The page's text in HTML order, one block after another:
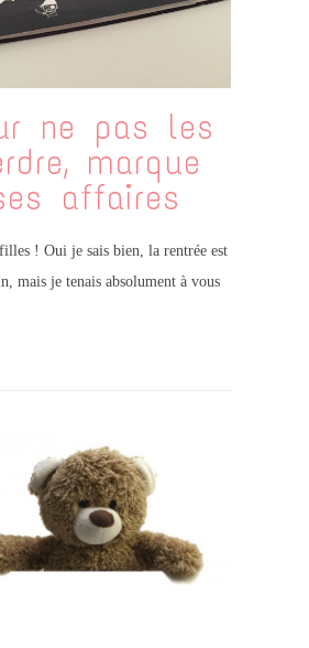
ne pas les
marque
affaires
! Oui je sais bien, la rentrée est
mais je tenais absolument à vous